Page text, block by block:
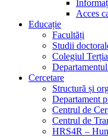
Acces
Educație
Facultăți
Studii
Colegiul
Cercetare
Structură și
Departament
Centrul de
Centrul de
HRS4R –